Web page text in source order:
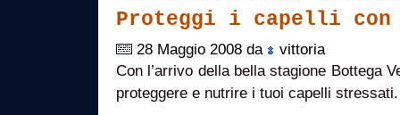
Proteggi i capelli con
28 Maggio 2008 da
vittoria
Con l’arrivo della bella stagione Bottega
proteggere e nutrire i tuoi capelli stressati.